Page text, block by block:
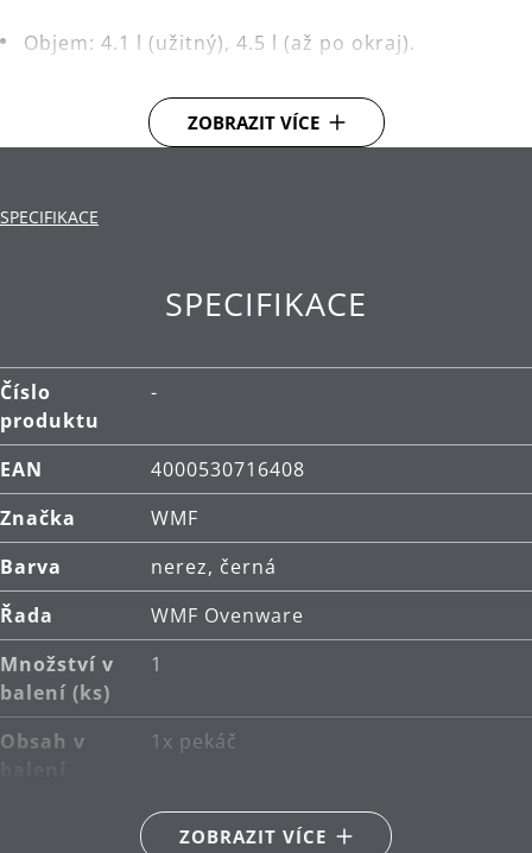
Objem: 4.1 l (užitný), 4.5 l (až po okraj).
strukturou z nerezové oceli ve tvaru včelí plástve.
ZOBRAZIT VÍCE
SPECIFIKACE
SPECIFIKACE
Číslo
produktu
-
EAN
4000530716408
Značka
WMF
Barva
nerez, černá
Řada
WMF Ovenware
Množství v
balení (ks)
1
Obsah v
1x pekáč
3vrstvý materiál: nerezová ocel
Cromargan® 18/10, hliník,
ZOBRAZIT VÍCE